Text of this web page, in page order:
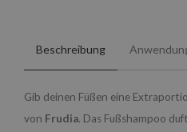
Beschreibung
Gib deinen Füßen eine
von Frudia. Das Fußshampoo